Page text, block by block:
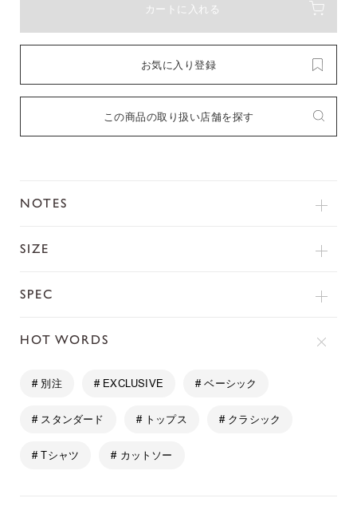
カートに入れる
お気に入り登録
この商品の取り扱い店舗を探す
NOTES
SIZE
SPEC
HOT WORDS
# 別注 # EXCLUSIVE # ベーシック
# スタンダード # トップス # クラシック
# Tシャツ # カットソー